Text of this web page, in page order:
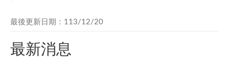
最後更新日期：113/12/20
最新消息